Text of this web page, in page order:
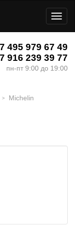
495 979 67 49
916 239 39 77
пн-пт 9:00 до 19:00
Michelin